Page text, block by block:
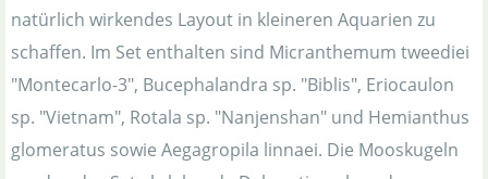
natürlich wirkendes Layout in kleineren Aquarien zu
schaffen. Im Set enthalten sind Micranthemum tweediei
"Montecarlo-3", Bucephalandra sp. "Biblis", Eriocaulon
sp. "Vietnam", Rotala sp. "Nanjenshan" und Hemianthus
glomeratus sowie Aegagropila linnaei. Die Mooskugeln